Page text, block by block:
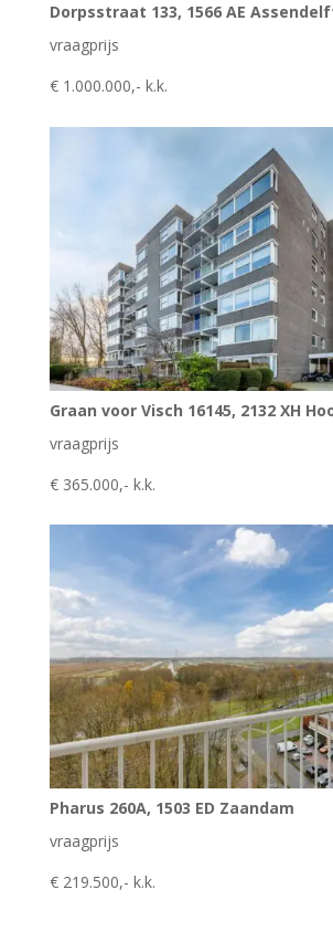
Dorpsstraat 133, 1566 AE
vraagprijs
€ 1.000.000,- k.k.
Graan voor Visch 16145, 2132 XH
vraagprijs
€ 365.000,- k.k.
Pharus 260A, 1503 ED Zaandam
vraagprijs
€ 219.500,- k.k.